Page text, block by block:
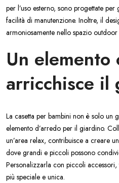
per l’uso esterno, sono progettate
facilità di manutenzione. Inoltre, il
armoniosamente nello spazio outdoor
Un elemento
arricchisce il
La casetta per bambini non è solo
elemento d’arredo per il giardino.
un’area relax, contribuisce a creare
dove grandi e piccoli possono
Personalizzarla con piccoli
più speciale e unica.